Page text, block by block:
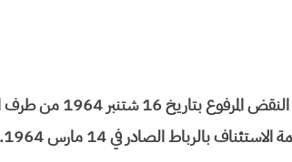
بناء على طلب
بالرباط الصادر في 14 مارس 1964.